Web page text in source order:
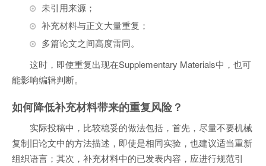
未引用来源；
补充材料与正文大量重复；
多篇论文之间高度雷同。
这时，即使重复出现在Supplementary Materials中，也可
能影响编辑判断。
如何降低补充材料带来的重复风险？
实际投稿中，比较稳妥的做法包括，首先，尽量不要机械
复制旧论文中的方法描述，即使是相同实验，也建议适当重新
组织语言；其次，补充材料中的已发表内容，应进行规范引